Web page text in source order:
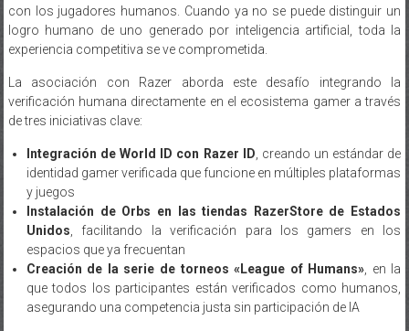
logro humano de uno generado por inteligencia artificial, toda la
experiencia competitiva se ve comprometida.
verificación humana directamente en el ecosistema gamer a través
de tres iniciativas clave:
identidad gamer verificada que funcione en múltiples plataformas
y juegos
Instalación de Orbs en las tiendas RazerStore de Estados
Unidos, facilitando la verificación para los gamers en los
espacios que ya frecuentan
Creación de la serie de torneos «League of Humans»
que todos los participantes están verificados como humanos,
asegurando una competencia justa sin participación de IA